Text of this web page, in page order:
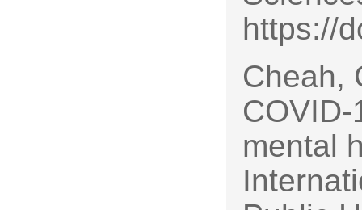
https://
Cheah,
COVID-
mental